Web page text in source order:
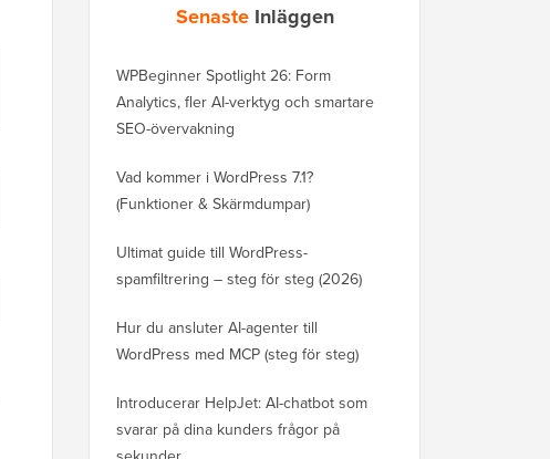
Senaste Inläggen
WPBeginner Spotlight 26: Form
Analytics, fler AI-verktyg och smartare
SEO-övervakning
Vad kommer i WordPress 7.1?
(Funktioner & Skärmdumpar)
Ultimat guide till WordPress-
spamfiltrering – steg för steg (2026)
Hur du ansluter AI-agenter till
WordPress med MCP (steg för steg)
Introducerar HelpJet: AI-chatbot som
svarar på dina kunders frågor på